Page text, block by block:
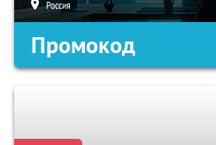
Россия
Промокод